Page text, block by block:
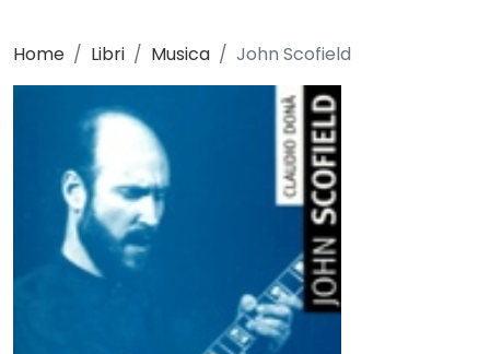
Home Libri Musica John Scofield